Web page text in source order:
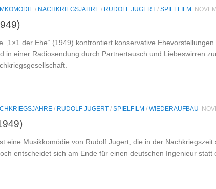
/ NACHKRIEGSJAHRE / RUDOLF JUGERT / SPIELFILM
„1×1 der Ehe“ (1949) konfrontiert konservative
in einer Radiosendung durch Partnertausch und Liebeswirren
/ RUDOLF JUGERT / SPIELFILM / WIEDERAUFBAU
eine Musikkomödie von Rudolf Jugert, die in der
entscheidet sich am Ende für einen deutschen Ingenieur statt